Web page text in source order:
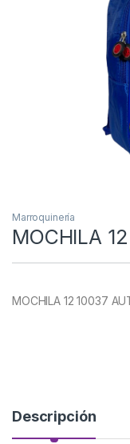
Marroquinería
MOCHILA
MOCHILA 12 10037
Descripción